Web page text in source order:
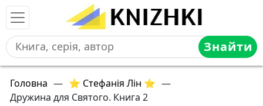
Знайти
Головна — ⭐ Стефанія Лін ⭐ —
Дружина для Святого. Книга 2